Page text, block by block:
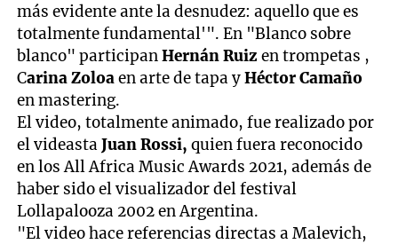
más evidente ante la desnudez: aquello que es
totalmente fundamental'". En "Blanco sobre
blanco" participanHernán Ruiz en trompetas ,
Carina Zoloaen arte de tapa yHéctor Camaño
en mastering.
El video, totalmente animado, fue realizado por
el videastaJuan Rossi, quien fuera reconocido
en los All Africa Music Awards 2021, además de
haber sido el visualizador del festival
Lollapalooza 2002 en Argentina.
"El video hace referencias directas a Malevich,